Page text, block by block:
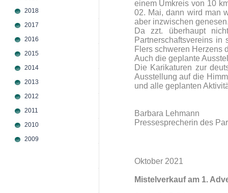
einem Umkreis von 10
02. Mai, dann wird man
aber inzwischen
Da zzt. überhaupt
Partnerschaftsvereins
Flers schweren Herzens
Auch die geplante
Die Karikaturen zur
Ausstellung auf die
und alle geplanten
Barbara Lehmann
Pressesprecherin des
Oktober 2021
Mistelverkauf am 1.
2018
2017
2016
2015
2014
2013
2012
2011
2010
2009